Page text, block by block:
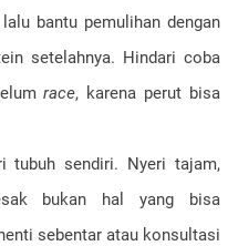
lalu bantu pemulihan dengan
setelahnya. Hindari coba
race, karena perut bisa
tubuh sendiri. Nyeri tajam,
bukan hal yang bisa
sebentar atau konsultasi